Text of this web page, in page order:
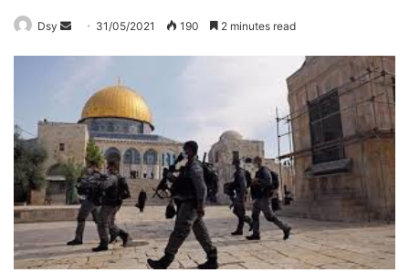
Dsy
Send 31/05/2021 190 2 minutes read